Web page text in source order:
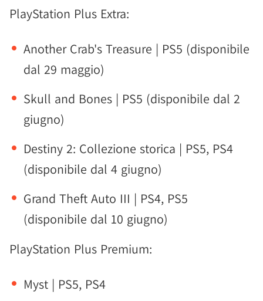
PlayStation Plus Extra:
Another Crab's Treasure | PS5 (disponibile
dal 29 maggio)
Skull and Bones | PS5 (disponibile dal 2
giugno)
Destiny 2: Collezione storica | PS5, PS4
(disponibile dal 4 giugno)
Grand Theft Auto III | PS4, PS5
(disponibile dal 10 giugno)
PlayStation Plus Premium:
Myst | PS5, PS4